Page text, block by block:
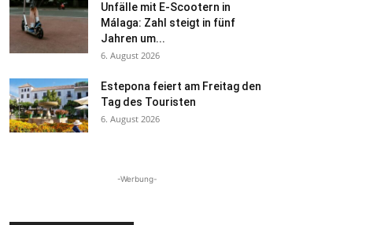
Unfälle mit E-Scootern in
Málaga: Zahl steigt in fünf
Jahren um...
6. August 2026
Estepona feiert am Freitag den
Tag des Touristen
6. August 2026
-Werbung-